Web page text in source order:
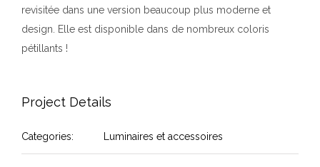
revisitée dans une version beaucoup plus moderne et
design. Elle est disponible dans de nombreux coloris
pétillants !
Project Details
Categories: Luminaires et accessoires